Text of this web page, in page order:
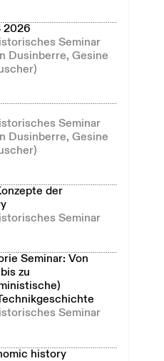
2026
Seminar
Dusinberre, Gesine
Seminar
Dusinberre, Gesine
der
Seminar
Seminar: Von
zu
Seminar
history